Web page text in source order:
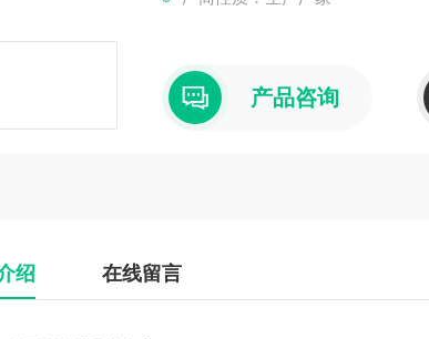
产品咨询
绍 在线留言